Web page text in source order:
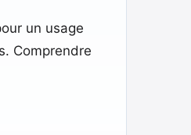
un usage
Comprendre